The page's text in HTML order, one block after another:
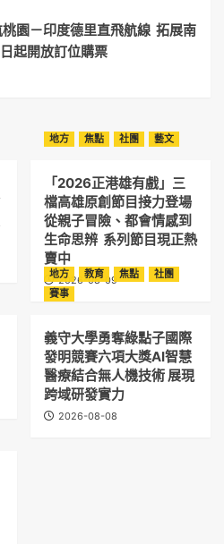
園－印度德里直飛航線 拓展南
起開放訂位購票
地方 焦點 社團 藝文
「2026正港雄有戲」三
檔高雄原創節目接力登場
從親子冒險、都會情感到
生命思辨 系列節目現正熱
賣中
2026-08-09
地方 教育 焦點
社團
賽事
義守大學勇奪綠點子國際
發明競賽六項大獎AI智慧
醫療結合無人機技術 展現
跨域研發實力
2026-08-08